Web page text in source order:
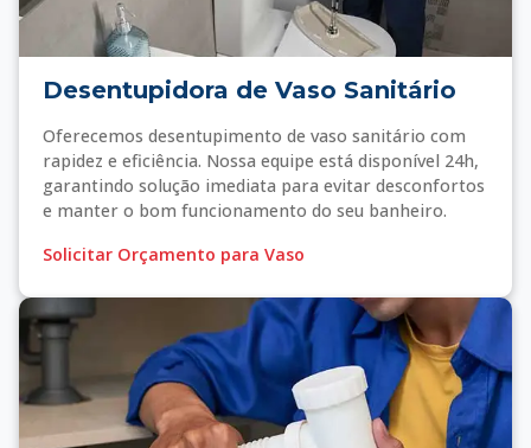
Desentupidora de Vaso Sanitário
Oferecemos desentupimento de vaso sanitário com
rapidez e eficiência. Nossa equipe está disponível 24h,
garantindo solução imediata para evitar desconfortos
e manter o bom funcionamento do seu banheiro.
Solicitar Orçamento para Vaso